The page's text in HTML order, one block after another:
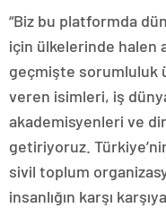
“Biz bu platformda
için ülkelerinde halen
geçmişte sorumluluk
veren isimleri, iş
akademisyenleri ve
getiriyoruz.
sivil toplum
insanlığın karşı